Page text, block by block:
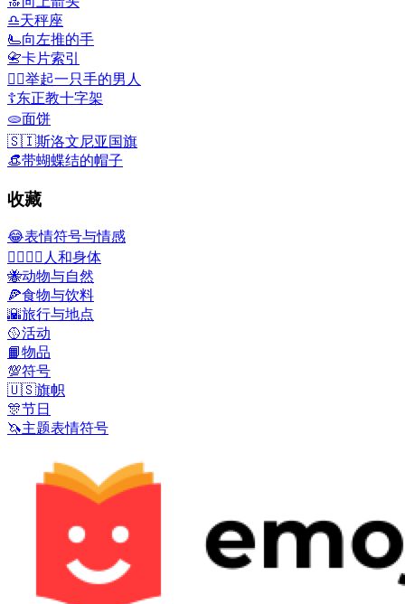
♎天秤座
🫷向左推的手
📇卡片索引
🙋‍♂️举起一只手的男人
☦️东正教十字架
🫓面饼
🇸🇮斯洛文尼亚国旗
👒带蝴蝶结的帽子
收藏
😂表情符号与情感
👩‍❤️‍💋‍👨 人和身体
🐝动物与自然
🍕食物与饮料
🌇旅行与地点
🥎活动
📙物品
💯符号
🇺🇸旗帜
🎊节日
🦄主题表情符号